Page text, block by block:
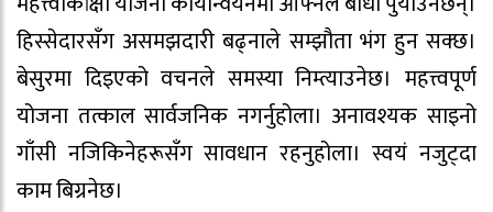
हिस्सेदारसँग असमझदारी बढ्नाले सम्झौता भंग हुन सक्छ।
बेसुरमा दिइएको वचनले समस्या निम्त्याउनेछ। महत्त्वपूर्ण
योजना तत्काल सार्वजनिक नगर्नुहोला। अनावश्यक साइनो
गाँसी नजिकिनेहरूसँग सावधान रहनुहोला। स्वयं नजुट्दा
काम बिग्रनेछ।